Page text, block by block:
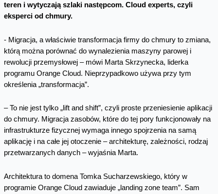
teren i wytyczają szlaki następcom. Cloud experts, czyli
eksperci od chmury.
- Migracja, a właściwie transformacja firmy do chmury to zmiana,
którą można porównać do wynalezienia maszyny parowej i
rewolucji przemysłowej – mówi Marta Skrzynecka, liderka
programu Orange Cloud. Nieprzypadkowo używa przy tym
określenia „transformacja”.
– To nie jest tylko „lift and shift”, czyli proste przeniesienie aplikacji
do chmury. Migracja zasobów, które do tej pory funkcjonowały na
infrastrukturze fizycznej wymaga innego spojrzenia na samą
aplikację i na całe jej otoczenie – architekturę, zależności, rodzaj
przetwarzanych danych – wyjaśnia Marta.
Architektura to domena Tomka Sucharzewskiego, który w
programie Orange Cloud zawiaduje „landing zone team”. Sam